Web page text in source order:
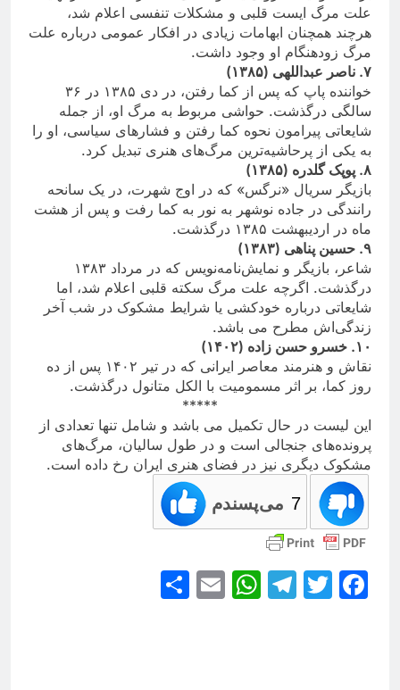
علت مرگ ایست قلبی و مشکلات تنفسی اعلام شد،
هرچند همچنان ابهامات زیادی در افکار عمومی درباره علت
مرگ زودهنگام او وجود داشت.
۷. ناصر عبداللهی (۱۳۸۵)
خواننده پاپ که پس از کما رفتن، در دی ۱۳۸۵ در ۳۶
سالگی درگذشت. حواشی مربوط به مرگ او، از جمله
شایعاتی پیرامون نحوه کما رفتن و فشارهای سیاسی، او را
به یکی از پرحاشیه‌ترین مرگ‌های هنری تبدیل کرد.
۸. پوپک گلدره (۱۳۸۵)
بازیگر سریال «نرگس» که در اوج شهرت، در یک سانحه
رانندگی در جاده نوشهر به نور به کما رفت و پس از هشت
ماه در اردیبهشت ۱۳۸۵ درگذشت.
۹. حسین پناهی (۱۳۸۳)
شاعر، بازیگر و نمایش‌نامه‌نویس که در مرداد ۱۳۸۳
درگذشت. اگرچه علت مرگ سکته قلبی اعلام شد، اما
شایعاتی درباره خودکشی یا شرایط مشکوک در شب آخر
زندگی‌اش مطرح مى باشد.
۱۰. خسرو حسن زاده (۱۴۰۲)
نقاش و هنرمند معاصر ایرانی که در تیر ۱۴۰۲ پس از ده
روز کما، بر اثر مسمومیت با الکل متانول درگذشت.
*****
این لیست در حال تکميل مى باشد و شامل تنها تعدادی از
پرونده‌های جنجالی است و در طول سالیان، مرگ‌های
مشکوک دیگری نیز در فضای هنری ایران رخ داده است.
می‌پسندم 7
Facebook
Twitter
Telegram
WhatsApp
Email